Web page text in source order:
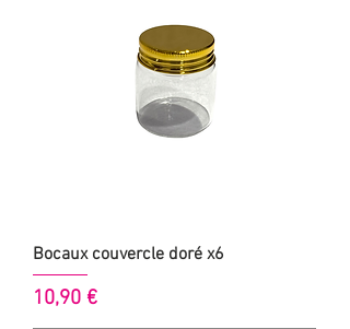
Bocaux couvercle doré x6
Prix
10,90 €